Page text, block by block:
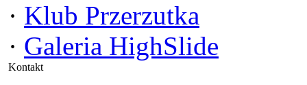
· Klub Przerzutka
· Galeria HighSlide
Kontakt